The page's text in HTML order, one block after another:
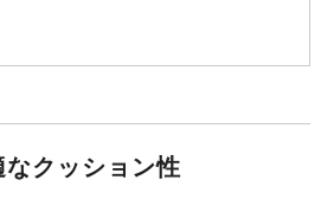
なクッション性